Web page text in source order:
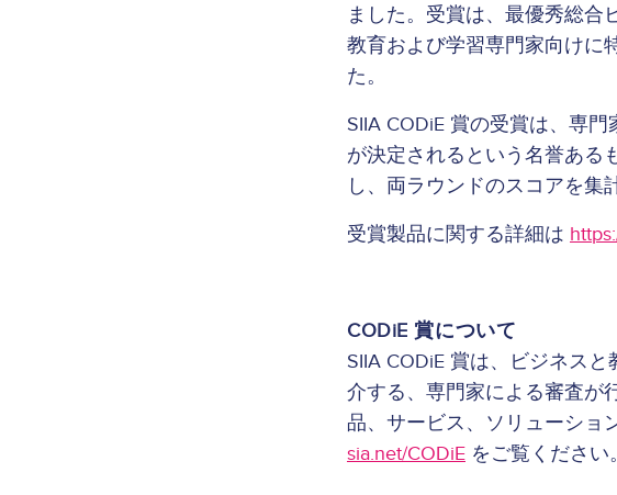
ました。受賞は、最優秀総合
教育および学習専門家向けに
た。
SIIA CODiE 賞の受賞は、専
が決定されるという名誉ある
し、両ラウンドのスコアを集
受賞製品に関する詳細は
CODiE 賞について
SIIA CODiE 賞は、ビジネス
介する、専門家による審査が
品、サービス、ソリューショ
sia.net/CODiE をご覧ください。